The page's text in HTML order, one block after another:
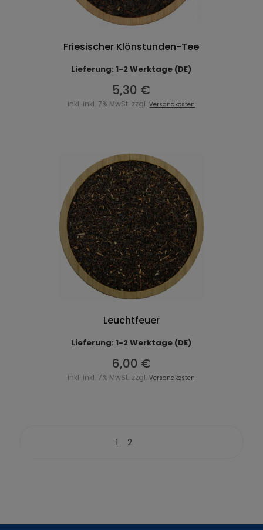
Friesischer Klönstunden-Tee
Lieferung: 1-2 Werktage (DE)
5,30 €
inkl. inkl. 7% MwSt. zzgl.Versandkosten
Leuchtfeuer
Lieferung: 1-2 Werktage (DE)
6,00 €
inkl. inkl. 7% MwSt. zzgl.Versandkosten
1 2